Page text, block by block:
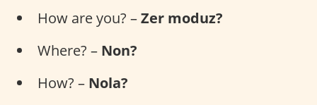
How are you? –Zer moduz?
Where? – Non?
How? – Nola?